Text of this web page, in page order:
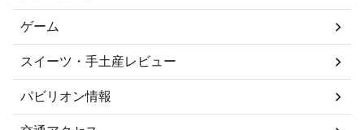
ゲーム
スイーツ・手土産レビュー
パビリオン情報